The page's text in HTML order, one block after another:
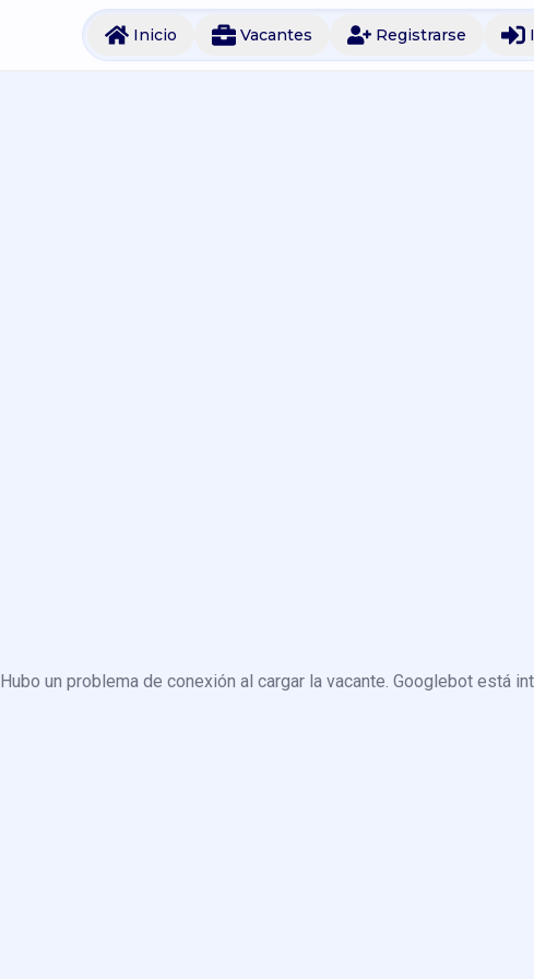
Inicio Vacantes Registrarse
Hubo un problema de conexión al cargar la vacante. Googlebot está